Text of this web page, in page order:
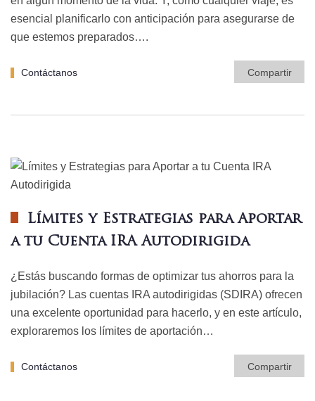
esencial planificarlo con anticipación para asegurarse de
que estemos preparados….
Contáctanos Compartir
Límites y Estrategias para Aportar
a tu Cuenta IRA Autodirigida
¿Estás buscando formas de optimizar tus ahorros para la
jubilación? Las cuentas IRA autodirigidas (SDIRA) ofrecen
una excelente oportunidad para hacerlo, y en este artículo,
exploraremos los límites de aportación…
Contáctanos Compartir